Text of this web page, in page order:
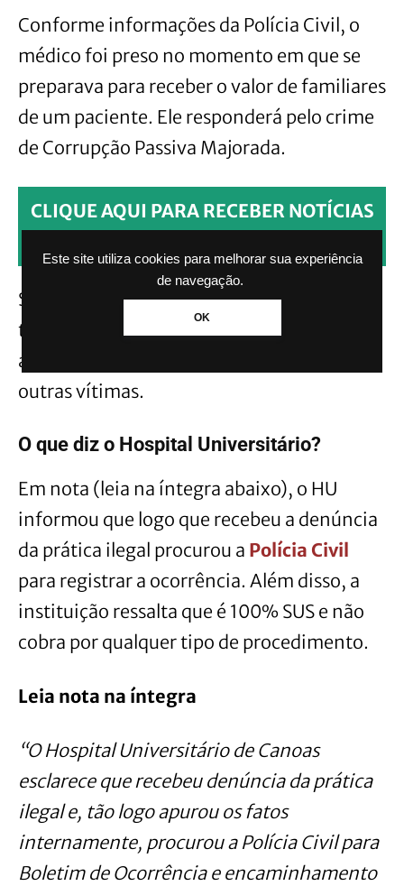
Este site utiliza cookies para melhorar sua experiência
de navegação.
OK
Conforme informações da Polícia Civil, o
médico foi preso no momento em que se
preparava para receber o valor de familiares
de um paciente. Ele responderá pelo crime
de Corrupção Passiva Majorada.
CLIQUE AQUI PARA RECEBER NOTÍCIAS
Segundo a delegada Luciane Bertoletti,
titular da 3ª Delegacia de Polícia de Canoas,
as investigações seguem para identificar
outras vítimas.
O que diz o Hospital Universitário?
Em nota (leia na íntegra abaixo), o HU
informou que logo que recebeu a denúncia
da prática ilegal procurou a Polícia Civil
para registrar a ocorrência. Além disso, a
instituição ressalta que é 100% SUS e não
cobra por qualquer tipo de procedimento.
Leia nota na íntegra
“O Hospital Universitário de Canoas
esclarece que recebeu denúncia da prática
ilegal e, tão logo apurou os fatos
internamente, procurou a Polícia Civil para
Boletim de Ocorrência e encaminhamento